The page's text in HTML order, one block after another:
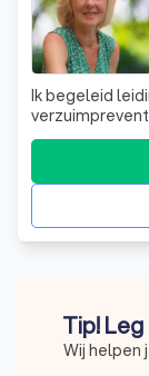
Ik begeleid
trainer
te komen van
Tip!
Wij helpen